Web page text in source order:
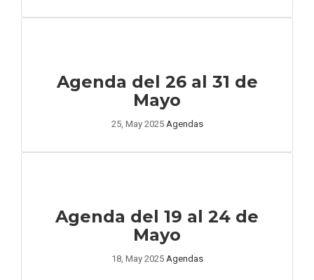
Agenda del 26 al 31 de
Mayo
25, May 2025 Agendas
Agenda del 19 al 24 de
Mayo
18, May 2025 Agendas